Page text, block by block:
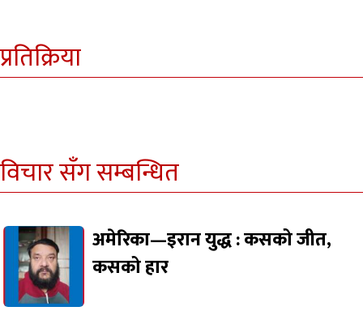
प्रतिक्रिया
विचार सँग सम्बन्धित
अमेरिका—इरान युद्ध : कसको जीत,
कसको हार